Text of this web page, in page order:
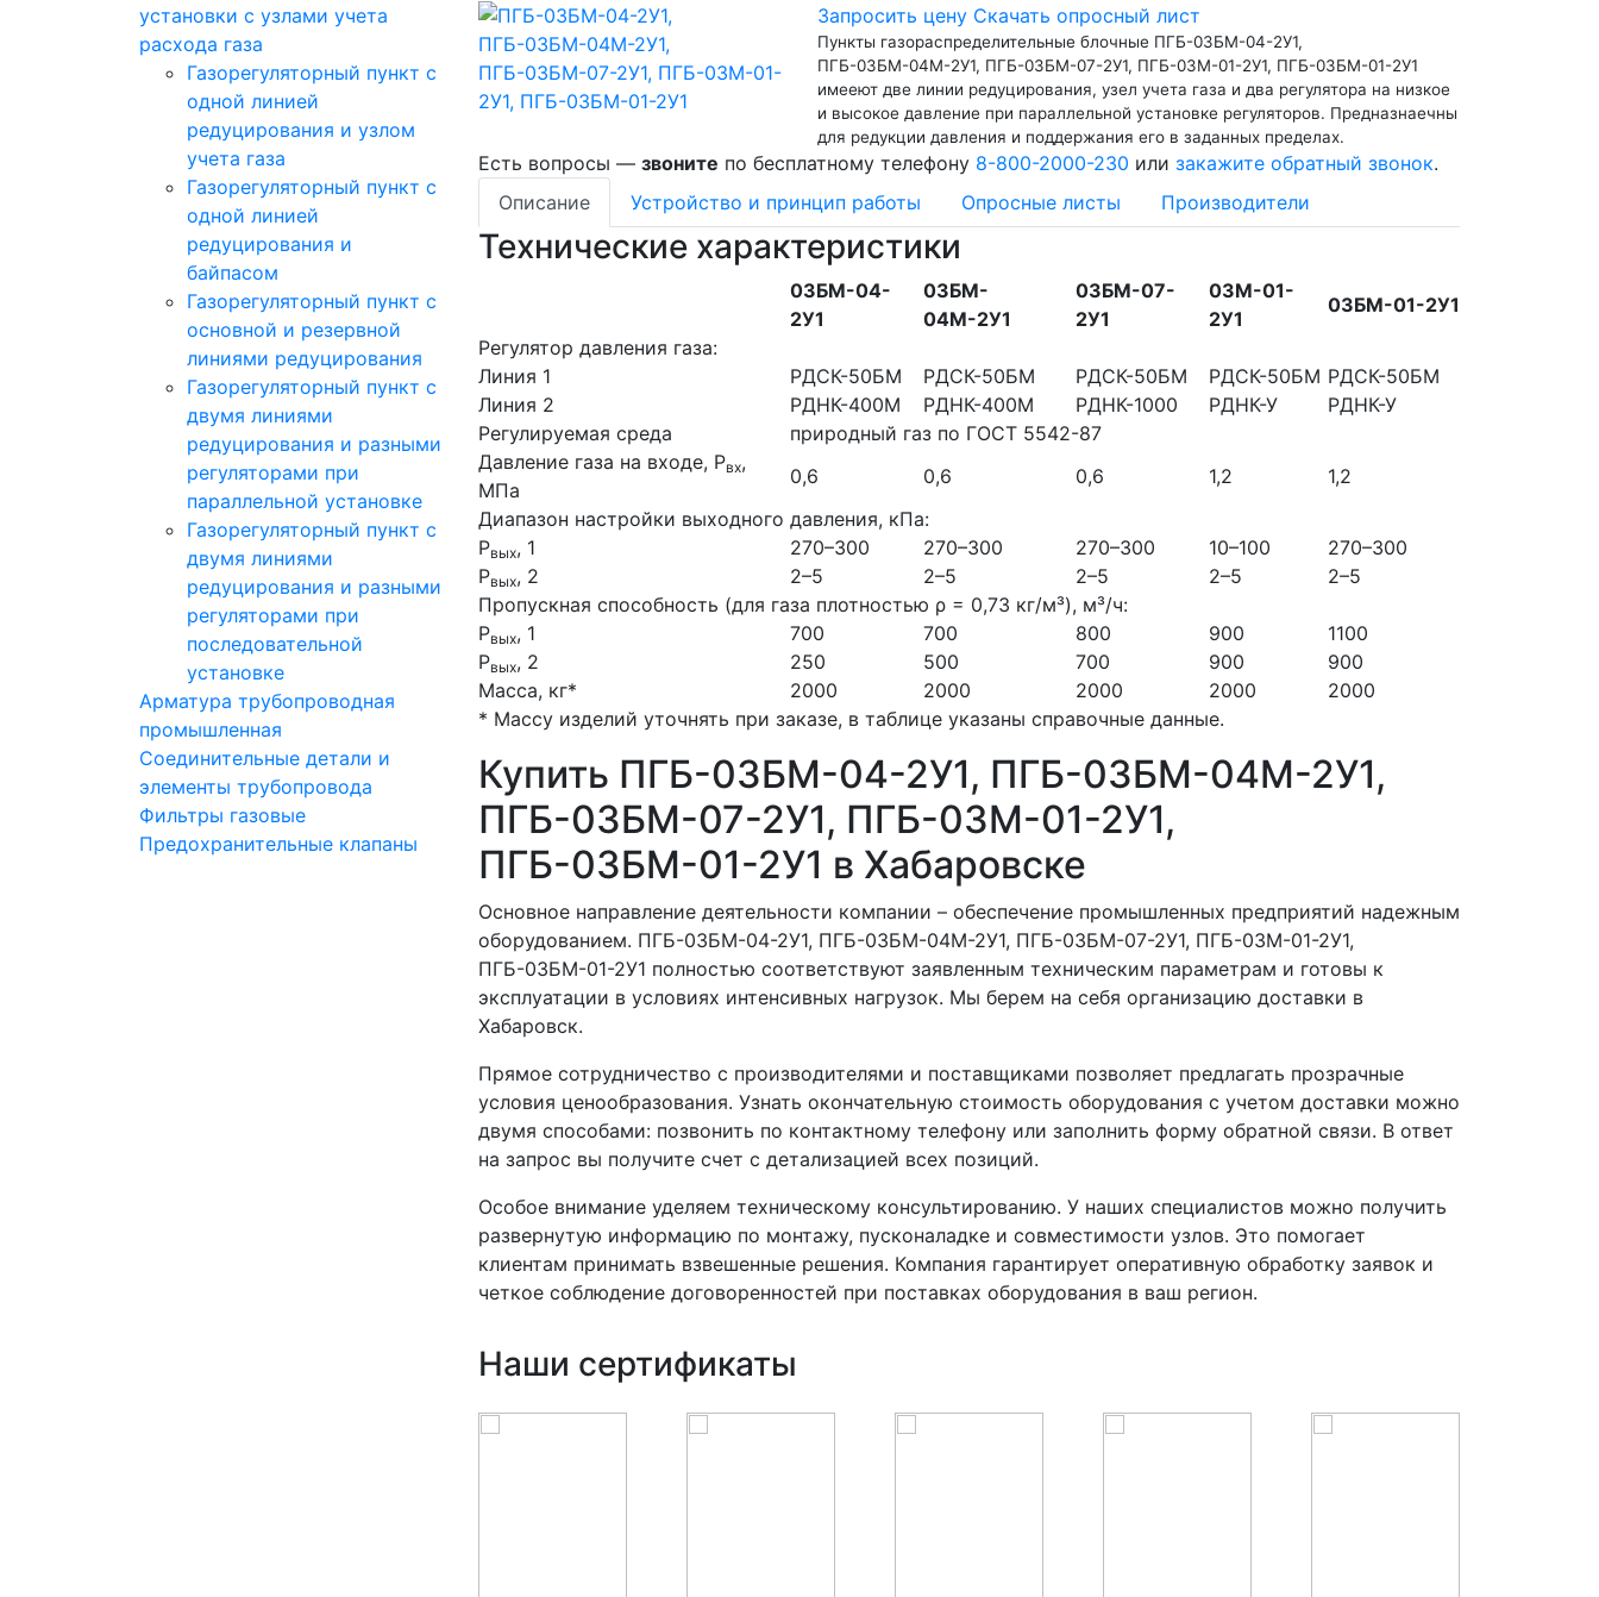
установки с узлами учета
расхода газа
Газорегуляторный пункт с
одной линией
редуцирования и узлом
учета газа
Газорегуляторный пункт с
одной линией
редуцирования и
байпасом
Газорегуляторный пункт c
основной и резервной
линиями редуцирования
Газорегуляторный пункт с
двумя линиями
редуцирования и разными
регуляторами при
параллельной установке
Газорегуляторный пункт с
двумя линиями
редуцирования и разными
регуляторами при
последовательной
установке
Арматура трубопроводная
промышленная
Соединительные детали и
элементы трубопровода
Фильтры газовые
Предохранительные клапаны
Запросить цену Скачать опросный лист
Пункты газораспределительные блочные ПГБ-03БМ-04-2У1,
ПГБ-03БМ-04М-2У1, ПГБ-03БМ-07-2У1, ПГБ-03М-01-2У1, ПГБ-03БМ-01-2У1
имееют две линии редуцирования, узел учета газа и два регулятора на низкое
и высокое давление при параллельной установке регуляторов. Предназнаечны
для редукции давления и поддержания его в заданных пределах.
Есть вопросы — звоните по бесплатному телефону 8-800-2000-230 или закажите обратный звонок.
Описание
Устройство и принцип работы Опросные листы Производители
Технические характеристики
03БM-04-
2У1
03БM-
04М-2У1
03БМ-07-
2У1
03М-01-
2У1
03БМ-01-2У1
Регулятор давления газа:
Линия 1
РДСК-50БМ РДСК-50БМ РДСК-50БМ РДСК-50БМ РДСК-50БМ
Линия 2
РДНК-400М РДНК-400М РДНК-1000 РДНК-У
РДНК-У
Регулируемая среда
природный газ по ГОСТ 5542-87
Давление газа на входе, Рвх,
МПа
0,6 0,6 0,6 1,2
1,2
Диапазон настройки выходного давления, кПа:
Рвых, 1 270–300 270–300 270–300 10–100
270–300
Рвых, 2 2–5 2–5 2–5 2–5
2–5
Пропускная способность (для газа плотностью ρ = 0,73 кг/м³), м³/ч:
Рвых, 1 700 700 800 900
1100
Рвых, 2 250 500 700 900
900
Масса, кг*
2000 2000 2000 2000
2000
* Массу изделий уточнять при заказе, в таблице указаны справочные данные.
Купить ПГБ-03БМ-04-2У1, ПГБ-03БМ-04М-2У1,
ПГБ-03БМ-07-2У1, ПГБ-03М-01-2У1,
ПГБ-03БМ-01-2У1 в Хабаровске
Основное направление деятельности компании – обеспечение промышленных предприятий надежным
оборудованием. ПГБ-03БМ-04-2У1, ПГБ-03БМ-04М-2У1, ПГБ-03БМ-07-2У1, ПГБ-03М-01-2У1,
ПГБ-03БМ-01-2У1 полностью соответствуют заявленным техническим параметрам и готовы к
эксплуатации в условиях интенсивных нагрузок. Мы берем на себя организацию доставки в
Хабаровск.
Прямое сотрудничество с производителями и поставщиками позволяет предлагать прозрачные
условия ценообразования. Узнать окончательную стоимость оборудования с учетом доставки можно
двумя способами: позвонить по контактному телефону или заполнить форму обратной связи. В ответ
на запрос вы получите счет с детализацией всех позиций.
Особое внимание уделяем техническому консультированию. У наших специалистов можно получить
развернутую информацию по монтажу, пусконаладке и совместимости узлов. Это помогает
клиентам принимать взвешенные решения. Компания гарантирует оперативную обработку заявок и
четкое соблюдение договоренностей при поставках оборудования в ваш регион.
Наши сертификаты